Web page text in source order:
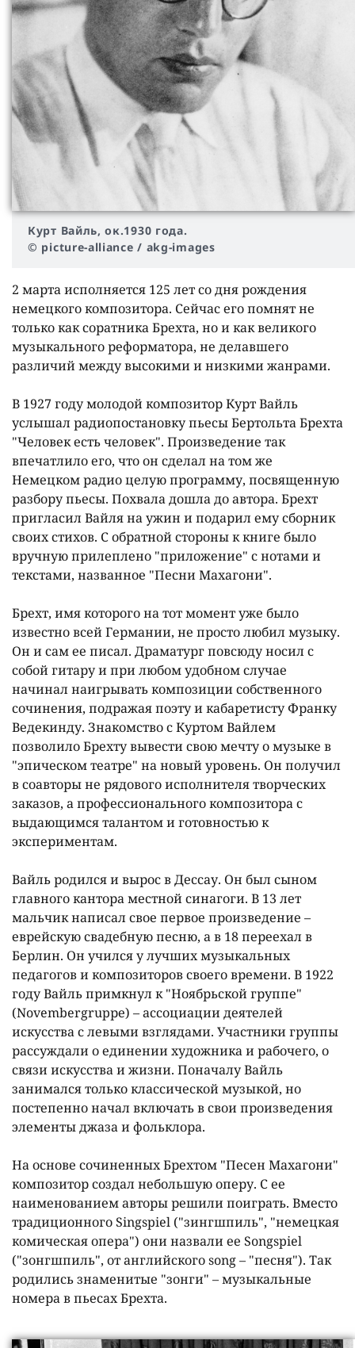
Курт Вайль, ок.1930 года.
© picture-alliance / akg-images
2 марта исполняется 125 лет со дня рождения
немецкого композитора. Сейчас его помнят не
только как соратника Брехта, но и как великого
музыкального реформатора, не делавшего
различий между высокими и низкими жанрами.
В 1927 году молодой композитор Курт Вайль
услышал радиопостановку пьесы Бертольта Брехта
"Человек есть человек". Произведение так
впечатлило его, что он сделал на том же
Немецком радио целую программу, посвященную
разбору пьесы. Похвала дошла до автора. Брехт
пригласил Вайля на ужин и подарил ему сборник
своих стихов. С обратной стороны к книге было
вручную прилеплено "приложение" с нотами и
текстами, названное "Песни Махагони".
Брехт, имя которого на тот момент уже было
известно всей Германии, не просто любил музыку.
Он и сам ее писал. Драматург повсюду носил с
собой гитару и при любом удобном случае
начинал наигрывать композиции собственного
сочинения, подражая поэту и кабаретисту Франку
Ведекинду. Знакомство с Куртом Вайлем
позволило Брехту вывести свою мечту о музыке в
"эпическом театре" на новый уровень. Он получил
в соавторы не рядового исполнителя творческих
заказов, а профессионального композитора с
выдающимся талантом и готовностью к
экспериментам.
Вайль родился и вырос в Дессау. Он был сыном
главного кантора местной синагоги. В 13 лет
мальчик написал свое первое произведение –
еврейскую свадебную песню, а в 18 переехал в
Берлин. Он учился у лучших музыкальных
педагогов и композиторов своего времени. В 1922
году Вайль примкнул к "Ноябрьской группе"
(Novembergrupре) – ассоциации деятелей
искусства с левыми взглядами. Участники группы
рассуждали о единении художника и рабочего, о
связи искусства и жизни. Поначалу Вайль
занимался только классической музыкой, но
постепенно начал включать в свои произведения
элементы джаза и фольклора.
На основе сочиненных Брехтом "Песен Махагони"
композитор создал небольшую оперу. С ее
наименованием авторы решили поиграть. Вместо
традиционного Singspiel ("зингшпиль", "немецкая
комическая опера") они назвали ее Songspiel
("зонгшпиль", от английского song – "песня"). Так
родились знаменитые "зонги" – музыкальные
номера в пьесах Брехта.